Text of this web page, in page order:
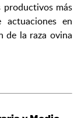
productivos más
actuaciones en
de la raza ovina